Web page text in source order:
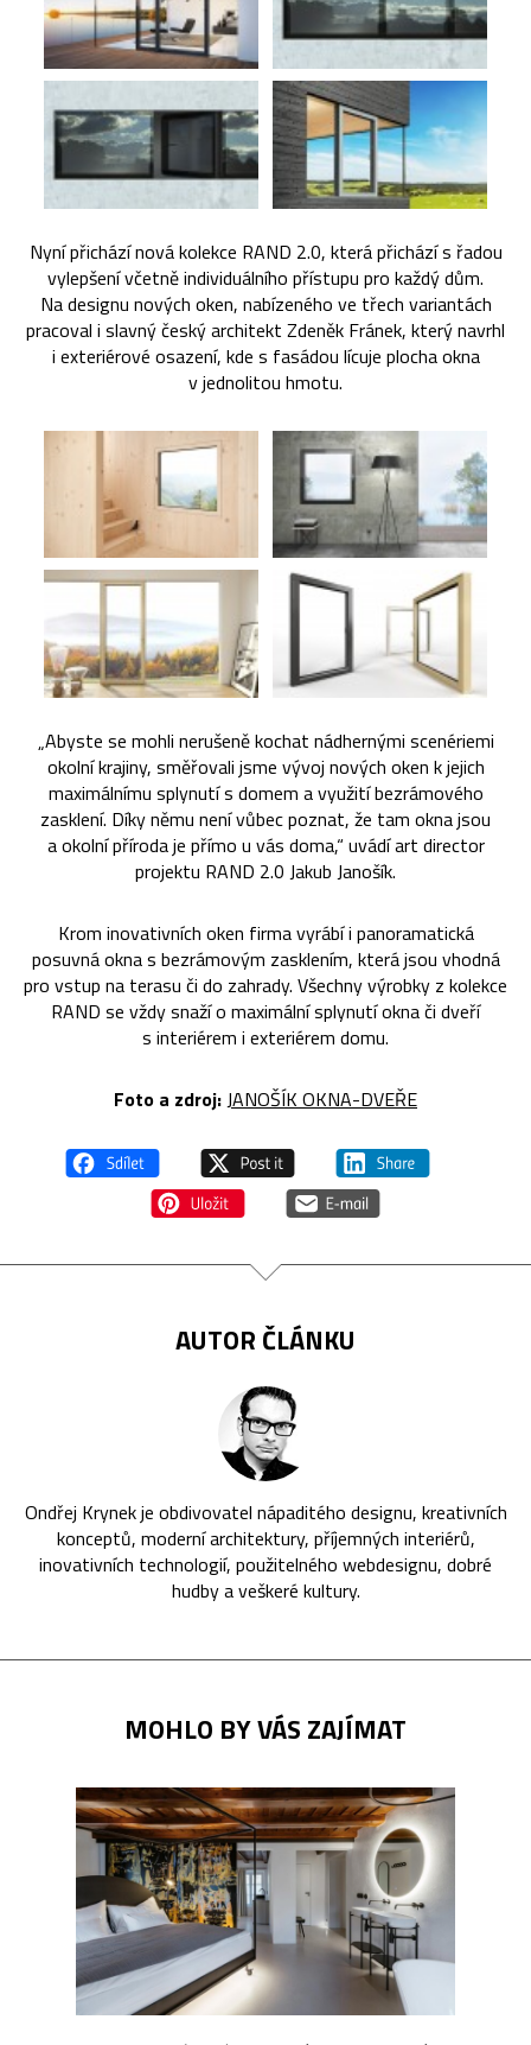
Nyní přichází nová kolekce RAND 2.0, která přichází s řadou
vylepšení včetně individuálního přístupu pro každý dům.
Na designu nových oken, nabízeného ve třech variantách
pracoval i slavný český architekt Zdeněk Fránek, který navrhl
i exteriérové osazení, kde s fasádou lícuje plocha okna
v jednolitou hmotu.
„Abyste se mohli nerušeně kochat nádhernými scenériemi
okolní krajiny, směřovali jsme vývoj nových oken k jejich
maximálnímu splynutí s domem a využití bezrámového
zasklení. Díky němu není vůbec poznat, že tam okna jsou
a okolní příroda je přímo u vás doma,“ uvádí art director
projektu RAND 2.0 Jakub Janošík.
Krom inovativních oken firma vyrábí i panoramatická
posuvná okna s bezrámovým zasklením, která jsou vhodná
pro vstup na terasu či do zahrady. Všechny výrobky z kolekce
RAND se vždy snaží o maximální splynutí okna či dveří
s interiérem i exteriérem domu.
Foto a zdroj:JANOŠÍK OKNA-DVEŘE
AUTOR ČLÁNKU
Ondřej Krynek je obdivovatel nápaditého designu, kreativních
konceptů, moderní architektury, příjemných interiérů,
inovativních technologií, použitelného webdesignu, dobré
hudby a veškeré kultury.
MOHLO BY VÁS ZAJÍMAT